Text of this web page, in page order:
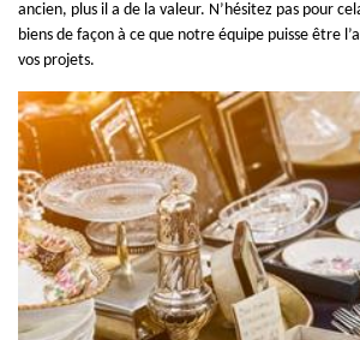
ancien, plus il a de la valeur. N’hésitez pas pour
biens de façon à ce que notre équipe puisse être
vos projets.